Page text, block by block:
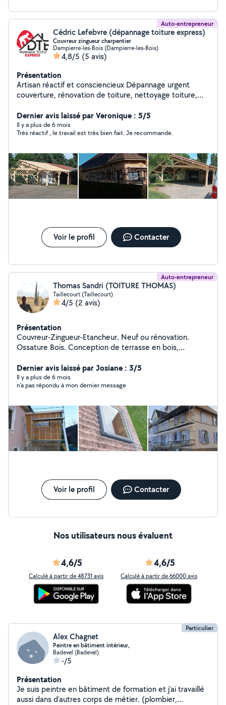
Auto-entrepreneur
Cédric Lefebvre (dépannage toiture express)
Couvreur zingueur charpentier
Dampierre-les-Bois (Dampierre-les-Bois)
4,8/5 (5 avis)
Présentation
Artisan réactif et consciencieux Dépannage urgent
couverture, rénovation de toiture, nettoyage toiture,
d'interieur, aménagement de combles placo, isolation,
parquet, carrelage. Et encore pleins d'autres choses.
N'hésitez pas à me solliciter.
Dernier avis laissé par Veronique : 5/5
Il y a plus de 6 mois
Très réactif , le travail est très bien fait. Je recommande.
Voir le profil Contacter
Auto-entrepreneur
Thomas Sandri (TOITURE THOMAS)
Taillecourt (Taillecourt)
4/5 (2 avis)
Présentation
Couvreur-Zingueur-Etancheur. Neuf ou rénovation.
Ossature Bois. Conception de terrasse en bois,
Remplacement de velux. Pose de lambris pvc ou bois
sous toiture. Zinguerie : Gouttière, rive, solin,
remplacement de manteau de cheminée. Bardage
Isolation de combles, murs Petite charpente (carport,
avancée...) Assurance décennale et RC pro à jour
Dernier avis laissé par Josiane : 3/5
Il y a plus de 6 mois
n'a pas répondu à mon dernier message
Voir le profil Contacter
Nos utilisateurs nous évaluent
4,6/5
Calculé à partir de 48731 avis
4,6/5
Calculé à partir de 66000 avis
Particulier
Alex Chagnet
Peintre en bâtiment intérieur,
Badevel (Badevel)
-/5
Présentation
Je suis peintre en bâtiment de formation et j'ai travaillé
aussi dans d'autres corps de métier. (plombier,